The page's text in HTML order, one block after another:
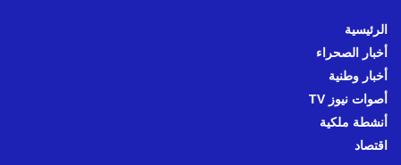
الرئيسية
أخبار الصحراء
أخبار وطنية
أصوات نيوز TV
أنشطة ملكية
اقتصاد